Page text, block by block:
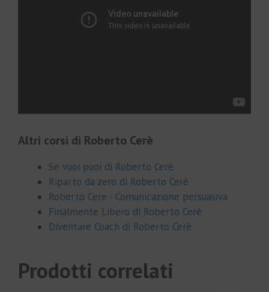
Altri corsi di Roberto Cerè
Se vuoi puoi di Roberto Cerè
Riparto da zero di Roberto Cerè
Roberto Cere - Comunicazione persuasiva
Finalmente Libero di Roberto Cerè
Diventare Coach di Roberto Cerè
Prodotti correlati